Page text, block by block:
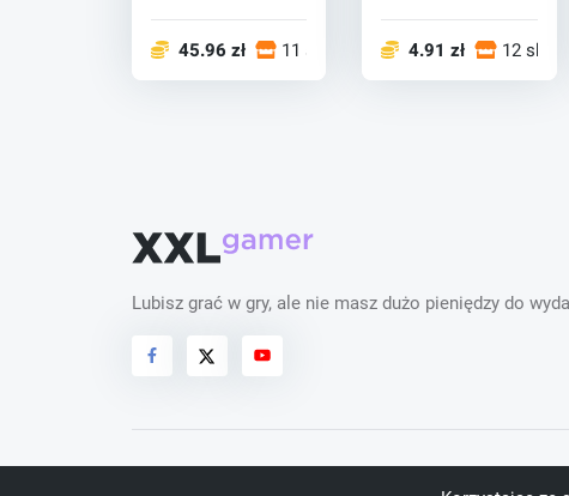
uprzejmości Wē...
45.96 zł 11 sklepy
dinozaury, ekscen...
4.91 zł 12 sklepy
Lubisz grać w gry, ale nie masz dużo pieniędzy do